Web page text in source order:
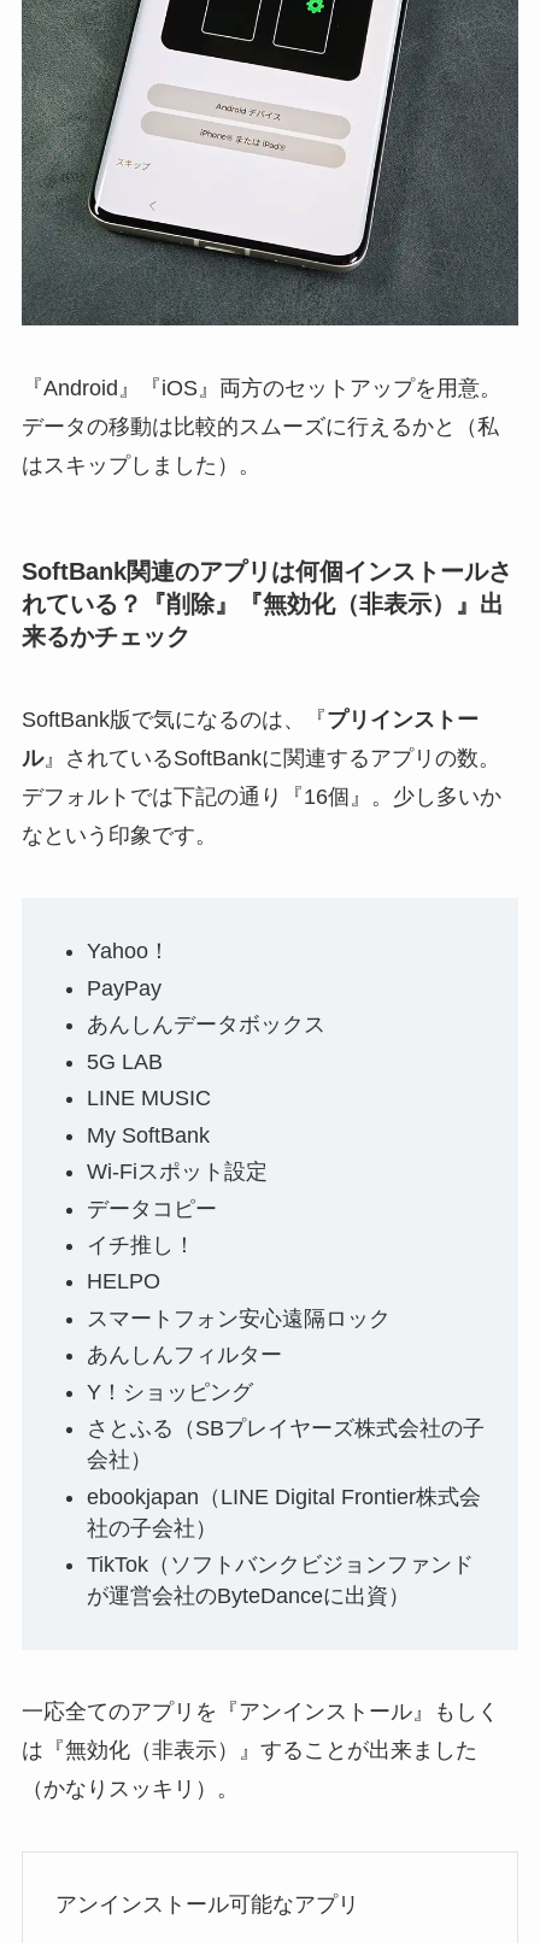
『Android』『iOS』両方のセットアップを用意。
データの移動は比較的スムーズに行えるかと（私
はスキップしました）。
SoftBank関連のアプリは何個インストールさ
れている？『削除』『無効化（非表示）』出
来るかチェック
SoftBank版で気になるのは、『プリインストー
ル』されているSoftBankに関連するアプリの数。
デフォルトでは下記の通り『16個』。少し多いか
なという印象です。
Yahoo！
PayPay
あんしんデータボックス
5G LAB
LINE MUSIC
My SoftBank
Wi-Fiスポット設定
データコピー
イチ推し！
HELPO
スマートフォン安心遠隔ロック
あんしんフィルター
Y！ショッピング
さとふる（SBプレイヤーズ株式会社の子
会社）
ebookjapan（LINE Digital Frontier株式会
社の子会社）
TikTok（ソフトバンクビジョンファンド
が運営会社のByteDanceに出資）
一応全てのアプリを『アンインストール』もしく
は『無効化（非表示）』することが出来ました
（かなりスッキリ）。
アンインストール可能なアプリ